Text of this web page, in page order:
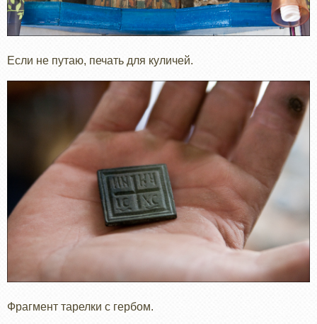
Если не путаю, печать для куличей.
Фрагмент тарелки с гербом.